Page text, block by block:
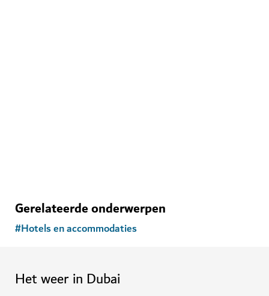
Gerelateerde onderwerpen
#Hotels en accommodaties
Het weer in Dubai